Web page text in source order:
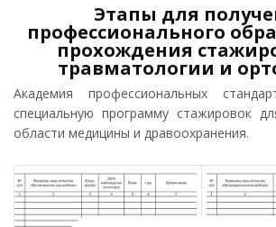
Этапы для
профессионального
прохождения
травматологии и
Академия профессиональных
специальную программу стажировок
области медицины и дравоохранения.